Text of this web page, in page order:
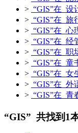
> “GIS”在 设
> “GIS”在 旅
> “GIS”在 心
> “GIS”在 经
> “GIS”在 职
> “GIS”在 童
> “GIS”在 女
> “GIS”在 外
> “GIS”在 青
“GIS” 共找到1